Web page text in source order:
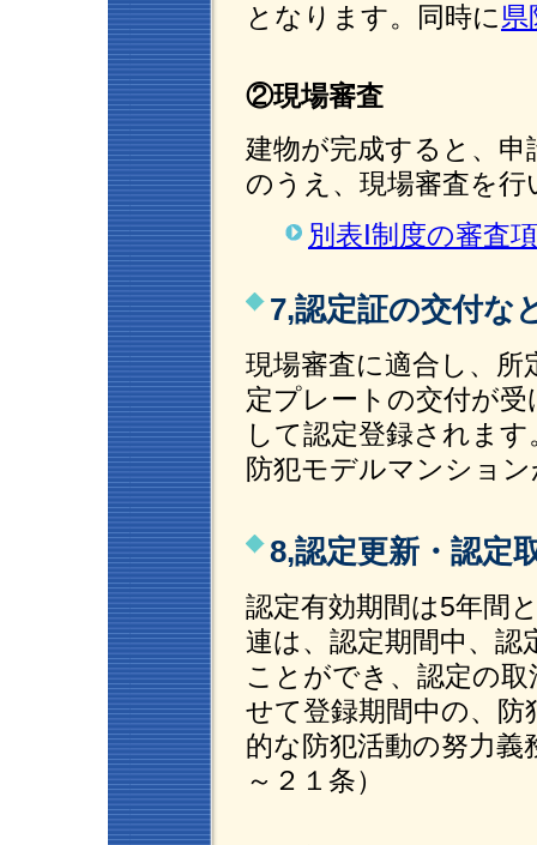
となります。同時に
②現場審査
建物が完成すると、申
のうえ、現場審査を行
別表Ⅰ制度の審査
7,認定証の交付な
現場審査に適合し、所
定プレートの交付が
して認定登録されま
防犯モデルマンショ
8,認定更新・認定
認定有効期間は5年間
連は、認定期間中、
ことができ、認定の
せて登録期間中の、防
的な防犯活動の努力
～２１条）